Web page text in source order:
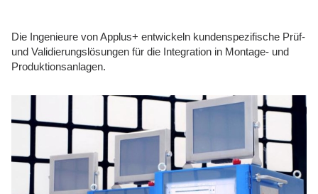
Die Ingenieure von Applus+ entwickeln kundenspezifische Prüf-
und Validierungslösungen für die Integration in Montage- und
Produktionsanlagen.